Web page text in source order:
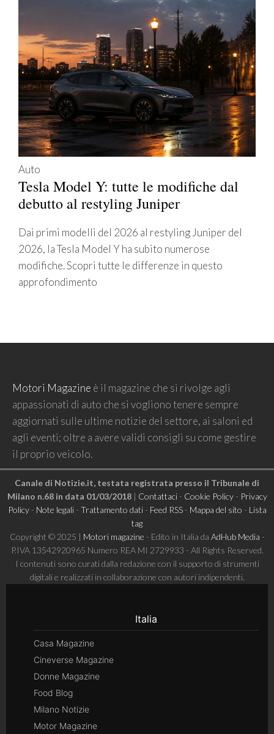
Auto
Tesla Model Y: tutte le modifiche dal
debutto al restyling Juniper
Dai primi modelli del 2026 al restyling Juniper del
2026, la Tesla Model Y ha subito numerose
modifiche. Scopri tutte le differenze in questo
approfondimento
Motori Magazine è il magazine che si rivolge agli
appassionati di auto che si vogliono tenere sempre
aggiornati sulle ultime notizie del settore, ai saloni ed
agli eventi; oltre a avere validi consigli su come gestire
il proprio veicolo.
Canale di Notizie.it, testata registrata presso il Tribunale di
Milano n.68 in data 01/03/2018| Contattaci- Cookie Policy- Privacy
Policy- Note legali- Trattamento dati- Feed RSS- Mappa del sito - Lista
tag
Copyright © 2025 | Motori magazine - Edito in Italia da AdHub Media -
P.IVA 13542920965 Numero REA MI 2729933 - All Rights Reserved.
I contenuti sono curati dalla redazione con il supporto di strumenti
digitali e realizzati in collaborazione con autori indipendenti.
Italia
Casa Magazine
Cineverse Magazine
Donne Magazine
Food Blog
Milano Notizie
Motor Magazine